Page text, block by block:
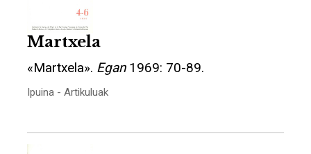
Martxela
«Martxela». Egan1969: 70-89.
Ipuina - Artikuluak